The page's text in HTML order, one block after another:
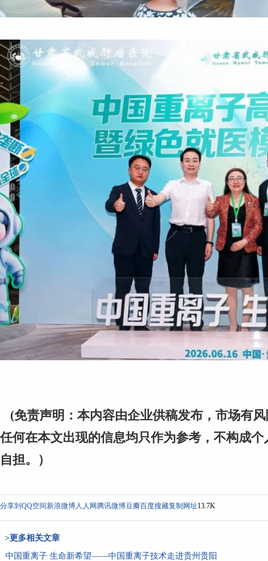
(免责声明：本内容由企业供稿发布，市场有
任何在本文出现的信息均只作为参考，不构成
自担。）
分享到QQ空间新浪微博 人人网腾讯微博豆瓣百度搜藏复制网址13.7K
>更多相关文章
中国重离子 生命新希望——中国重离子技术走进贵州贵阳